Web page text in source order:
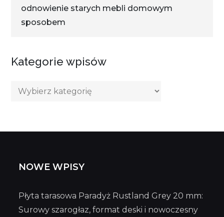
odnowienie starych mebli domowym
sposobem
Kategorie wpisów
Kategorie
NOWE WPISY
Płyta tarasowa Paradyż Rustland Grey 20 mm:
Surowy szarogłaz, format deski i nowoczesny